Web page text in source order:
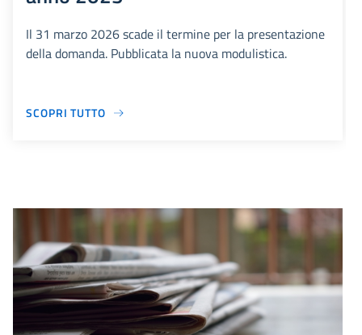
Il 31 marzo 2026 scade il termine per la presentazione
della domanda. Pubblicata la nuova modulistica.
SCOPRI TUTTO